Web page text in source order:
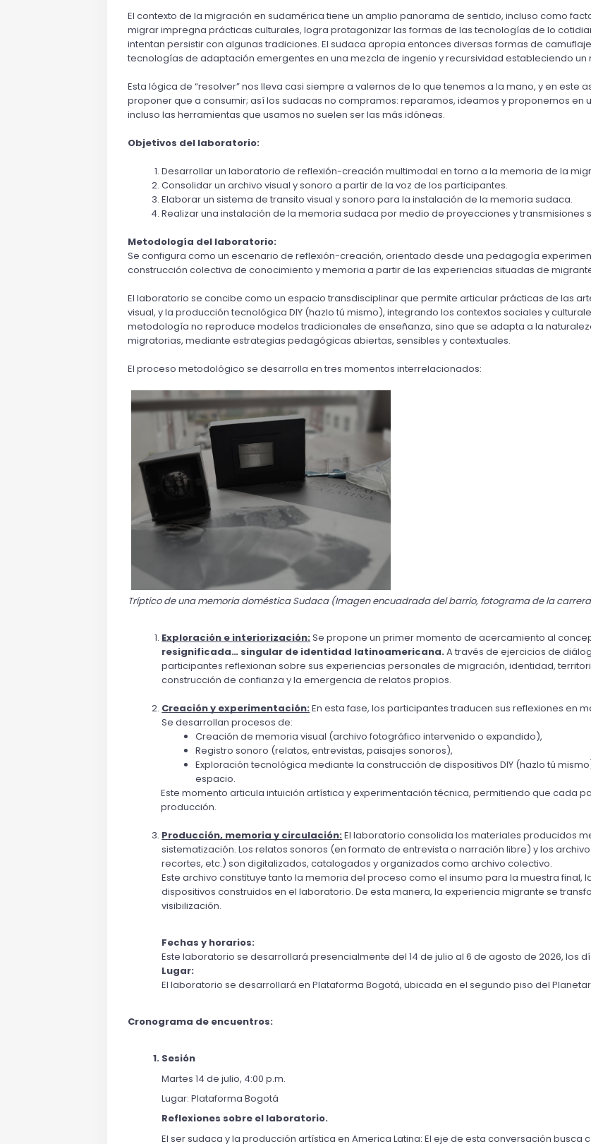
El contexto de la migración en sudamérica tiene un amplio panorama de sentido, incluso como
migrar impregna prácticas culturales, logra protagonizar las formas de las tecnologías de lo
intentan persistir con algunas tradiciones. El sudaca apropia entonces diversas formas de
tecnologías de adaptación emergentes en una mezcla de ingenio y recursividad estableciendo
Esta lógica de “resolver” nos lleva casi siempre a valernos de lo que tenemos a la mano, y en este
proponer que a consumir; así los sudacas no compramos: reparamos, ideamos y proponemos en
incluso las herramientas que usamos no suelen ser las más idóneas.
Objetivos del laboratorio:
Desarrollar un laboratorio de reflexión-creación multimodal en torno a la memoria de la
Consolidar un archivo visual y sonoro a partir de la voz de los participantes.
Elaborar un sistema de transito visual y sonoro para la instalación de la memoria sudaca.
Realizar una instalación de la memoria sudaca por medio de proyecciones y transmisiones
Metodología del laboratorio:
Se configura como un escenario de reflexión-creación, orientado desde una pedagogía
construcción colectiva de conocimiento y memoria a partir de las experiencias situadas de
El laboratorio se concibe como un espacio transdisciplinar que permite articular prácticas de las
visual, y la producción tecnológica DIY (hazlo tú mismo), integrando los contextos sociales y
metodología no reproduce modelos tradicionales de enseñanza, sino que se adapta a la
migratorias, mediante estrategias pedagógicas abiertas, sensibles y contextuales.
El proceso metodológico se desarrolla en tres momentos interrelacionados:
Tríptico de una memoria doméstica Sudaca (Imagen encuadrada del barrio, fotograma de la carrera
Exploración e interiorización: Se propone un primer momento de acercamiento al
resignificada… singular de identidad latinoamericana. A través de ejercicios de
participantes reflexionan sobre sus experiencias personales de migración, identidad,
construcción de confianza y la emergencia de relatos propios.
Creación y experimentación: En esta fase, los participantes traducen sus reflexiones en
Se desarrollan procesos de:
Creación de memoria visual (archivo fotográfico intervenido o expandido),
Registro sonoro (relatos, entrevistas, paisajes sonoros),
Exploración tecnológica mediante la construcción de dispositivos DIY (hazlo tú
espacio.
Este momento articula intuición artística y experimentación técnica, permitiendo que cada
producción.
Producción, memoria y circulación: El laboratorio consolida los materiales producidos
sistematización. Los relatos sonoros (en formato de entrevista o narración libre) y los
recortes, etc.) son digitalizados, catalogados y organizados como archivo colectivo.
Este archivo constituye tanto la memoria del proceso como el insumo para la muestra
dispositivos construidos en el laboratorio. De esta manera, la experiencia migrante se
visibilización.
Fechas y horarios:
Este laboratorio se desarrollará presencialmente del 14 de julio al 6 de agosto de 2026, los
Lugar:
El laboratorio se desarrollará en Plataforma Bogotá, ubicada en el segundo piso del
Cronograma de encuentros:
Sesión
Martes 14 de julio, 4:00 p.m.
Lugar: Plataforma Bogotá
Reflexiones sobre el laboratorio.
El ser sudaca y la producción artística en America Latina: El eje de esta conversación